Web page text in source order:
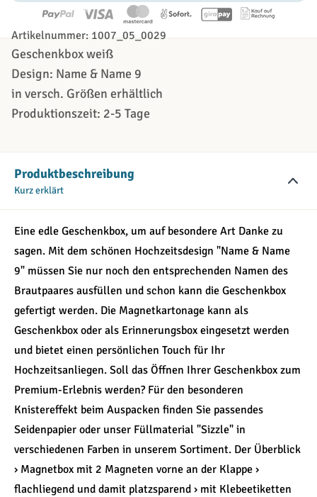
Produktbeschreibung
Kurz erklärt
Eine edle Geschenkbox, um auf besondere Art Danke zu
sagen. Mit dem schönen Hochzeitsdesign "Name & Name
9" müssen Sie nur noch den entsprechenden Namen des
Brautpaares ausfüllen und schon kann die Geschenkbox
gefertigt werden. Die Magnetkartonage kann als
Geschenkbox oder als Erinnerungsbox eingesetzt werden
und bietet einen persönlichen Touch für Ihr
Hochzeitsanliegen. Soll das Öffnen Ihrer Geschenkbox zum
Premium-Erlebnis werden? Für den besonderen
Knistereffekt beim Auspacken finden Sie passendes
Seidenpapier oder unser Füllmaterial "Sizzle" in
verschiedenen Farben in unserem Sortiment. Der Überblick
› Magnetbox mit 2 Magneten vorne an der Klappe ›
flachliegend und damit platzsparend › mit Klebeetiketten
Artikelnummer: 1007_05_0029
Geschenkbox weiß
Design: Name & Name 9
in versch. Größen erhältlich
Produktionszeit: 2-5 Tage